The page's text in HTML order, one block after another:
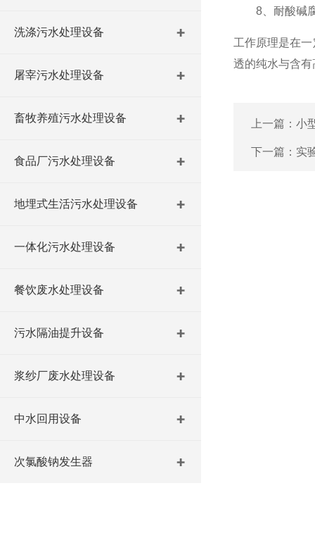
洗涤污水处理设备
屠宰污水处理设备
畜牧养殖污水处理设备
食品厂污水处理设备
地埋式生活污水处理设备
一体化污水处理设备
餐饮废水处理设备
污水隔油提升设备
浆纱厂废水处理设备
中水回用设备
次氯酸钠发生器
8、耐酸碱腐
工作原理是在
透的纯水与含
上一篇： 小
下一篇： 实